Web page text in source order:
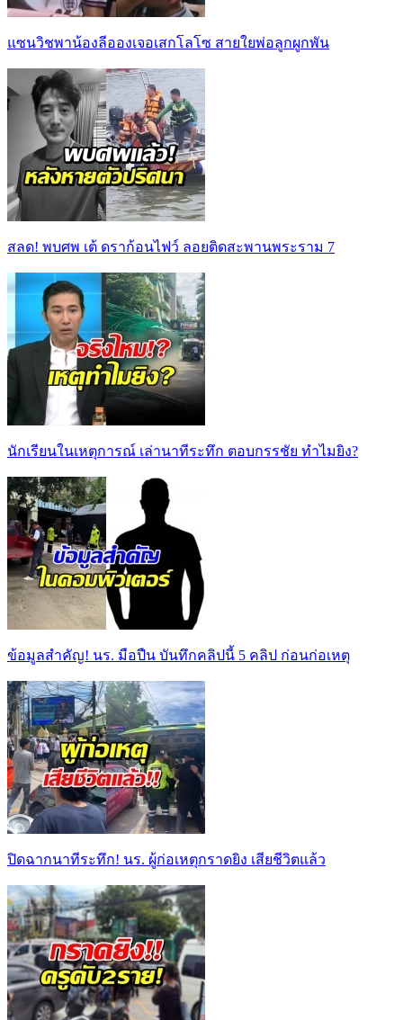
แซนวิชพาน้องลีอองเจอเสกโลโซ สายใยพ่อลูกผูกพัน
สลด! พบศพ เต้ ดราก้อนไฟว์ ลอยติดสะพานพระราม 7
นักเรียนในเหตุการณ์ เล่านาทีระทึก ตอบกรรชัย ทำไมยิง?
ข้อมูลสำคัญ! นร. มือปืน บันทึกคลิปนี้ 5 คลิป ก่อนก่อเหตุ
ปิดฉากนาทีระทึก! นร. ผู้ก่อเหตุกราดยิง เสียชีวิตแล้ว